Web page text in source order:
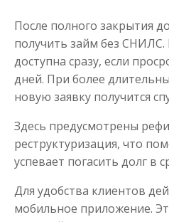
После полного закрытия
получить займ без СНИЛС.
доступна сразу, если
дней. При более
новую заявку получится
Здесь предусмотрены
реструктуризация, что
успевает погасить долг в
Для удобства клиентов
мобильное приложение.